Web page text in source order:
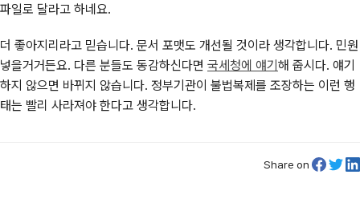
파일로 달라고 하네요.
더 좋아지리라고 믿습니다. 문서 포맷도 개선될 것이라 생각합니다. 민원
넣을거거든요. 다른 분들도 동감하신다면 국세청에 얘기 해 줍시다. 얘기
하지 않으면 바뀌지 않습니다. 정부기관이 불법복제를 조장하는 이런 행
태는 빨리 사라져야 한다고 생각합니다.
Share on